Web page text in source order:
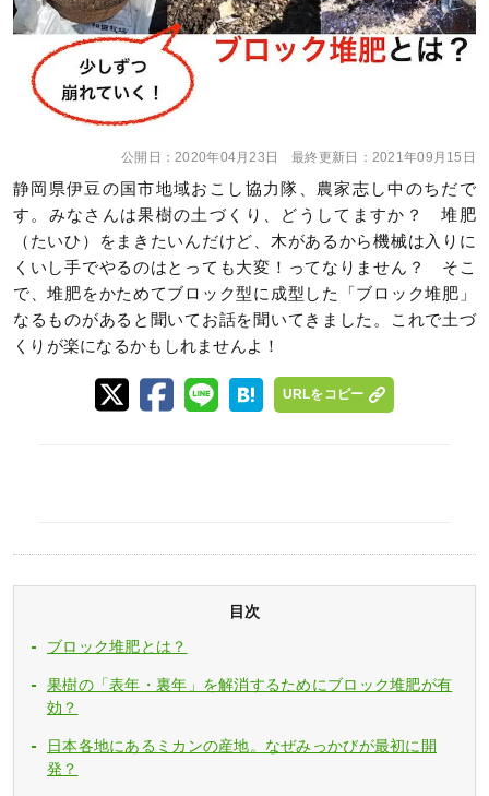
公開日：2020年04月23日 最終更新日： 2021年09月15日
静岡県伊豆の国市地域おこし協力隊、農家志し中のちだで
す。みなさんは果樹の土づくり、どうしてますか？ 堆肥
（たいひ）をまきたいんだけど、木があるから機械は入りに
くいし手でやるのはとっても大変！ってなりません？ そこ
で、堆肥をかためてブロック型に成型した「ブロック堆肥」
なるものがあると聞いてお話を聞いてきました。これで土づ
くりが楽になるかもしれませんよ！
URLをコピー
目次
ブロック堆肥とは？
果樹の「表年・裏年」を解消するためにブロック堆肥が有
効？
日本各地にあるミカンの産地。なぜみっかびが最初に開
発？